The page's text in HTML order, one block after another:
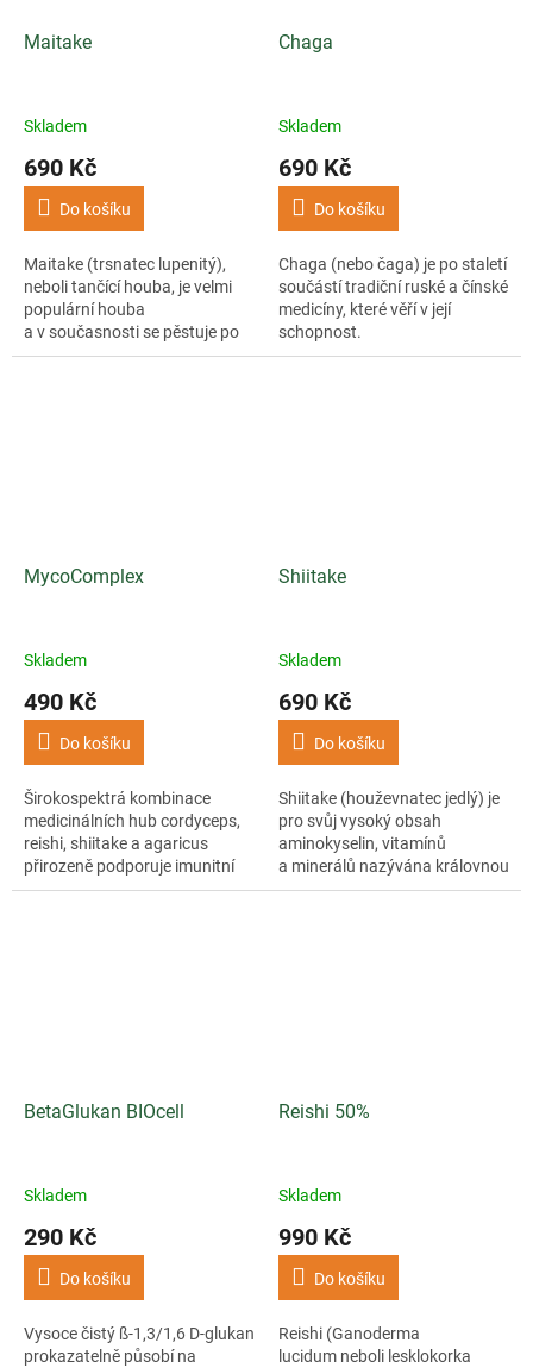
Maitake
Skladem
690 Kč
Do košíku
Maitake (trsnatec lupenitý),
neboli tančící houba, je velmi
populární houba
a v současnosti se pěstuje po
celém světě.
Chaga
Skladem
690 Kč
Do košíku
Chaga (nebo čaga) je po staletí
součástí tradiční ruské a čínské
medicíny, které věří v její
schopnost.
MycoComplex
Skladem
490 Kč
Do košíku
Širokospektrá kombinace
medicinálních hub cordyceps,
reishi, shiitake a agaricus
přirozeně podporuje imunitní
systém. Pro posílení účinku
Shiitake
Skladem
690 Kč
Do košíku
Shiitake (houževnatec jedlý) je
pro svůj vysoký obsah
aminokyselin, vitamínů
a minerálů nazývána královnou
mezi houbami nebo elixírem
BetaGlukan BIOcell
Skladem
290 Kč
Do košíku
Vysoce čistý ß-1,3/1,6 D-glukan
prokazatelně působí na
Reishi 50%
Skladem
990 Kč
Do košíku
Reishi (Ganoderma
lucidum neboli lesklokorka